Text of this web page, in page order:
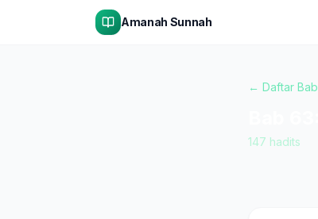
Amanah Sunnah
← Daftar Bab
147 hadits